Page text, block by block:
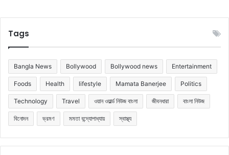
Tags
Bangla News Bollywood Bollywood news Entertainment
Foods Health lifestyle Mamata Banerjee Politics
Technology Travel ওয়ান ওয়ার্ল্ড নিউজ বাংলা জীবনধারা বাংলা নিউজ
বিনোদন ভ্রমণ মমতা বন্দ্যোপাধ্যায় স্বাস্থ্য